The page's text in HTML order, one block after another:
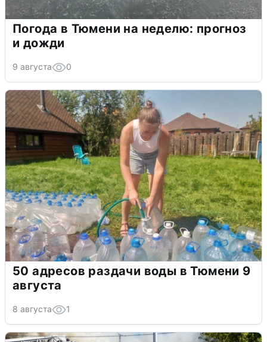
Погода в Тюмени на неделю: прогноз
и дожди
9 августа 0
50 адресов раздачи воды в Тюмени 9
августа
8 августа 1